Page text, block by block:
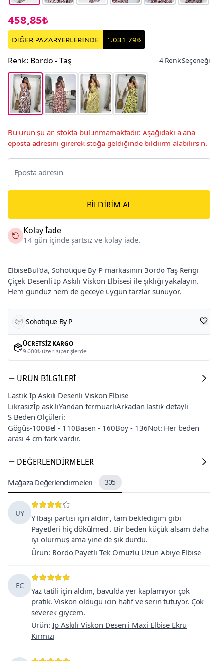
458,85₺
DİĞER PAZARYERLERİNDE 1.031,79₺
Renk: Bordo - Taş 4 Renk Seçeneği
Bu ürün şu an stokta bulunmamaktadır. Aşağıdaki alana
eposta adresini girerek stoğa geldiğinde bildiirm alabilirsin.
BILDIRIM AL
Kolay İade
14 gün içinde şartsız ve kolay iade.
ElbiseBul'da, Sohotique By P markasının Bordo Taş Rengi
Çiçek Desenli İp Askılı Viskon Elbisesi ile şıklığı yakalayın.
Hem gündüz hem de geceye uygun tarzlar sunuyor.
Sohotique By P
ÜCRETSIZ KARGO
9.600₺ üzeri siparişlerde
ÜRÜN BILGILERI
Lastik İp Askılı Desenli Viskon Elbise
Likrasızİp askılıYandan fermuarlıArkadan lastik detaylı
S Beden Ölçüleri:
Gögüs-100Bel - 110Basen - 160Boy - 136Not: Her beden
arası 4 cm fark vardır.
DEĞERLENDIRMELER
Mağaza Değerlendirmeleri 305
UY
Yılbaşı partisi için aldım, tam bekledigim gibi.
Payetleri hiç dökülmedi. Bir beden küçük alsam daha
iyi olurmuş ama yine de şık durdu.
Ürün: Bordo Payetli Tek Omuzlu Uzun Abiye Elbise
EC
Yaz tatili için aldım, bavulda yer kaplamıyor çok
pratik. Viskon oldugu icin hafif ve serin tutuyor. Çok
severek giycem.
Ürün: İp Askılı Viskon Desenli Maxi Elbise Ekru
Kırmızı